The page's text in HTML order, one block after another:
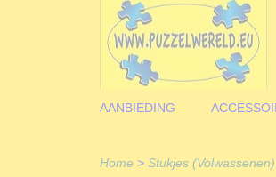
AANBIEDING
Home > Stukjes (Volwassenen)